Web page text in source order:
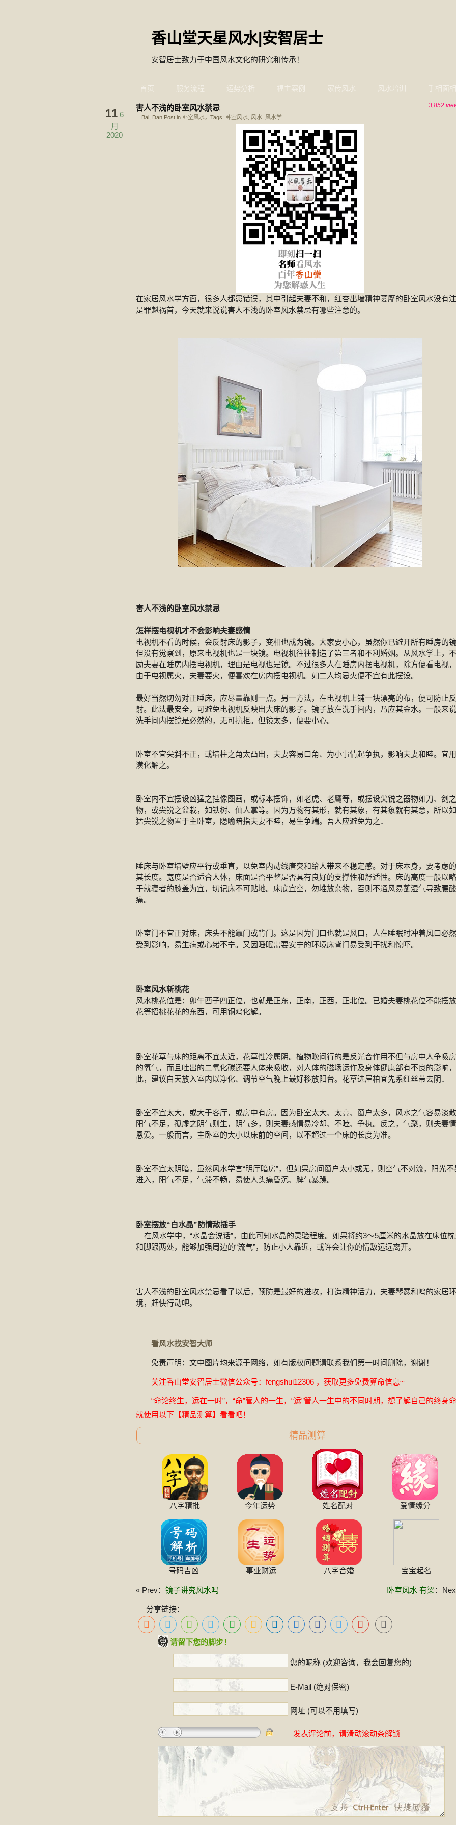
香山堂天星风水|安智居士
安智居士致力于中国风水文化的研究和传承！
首页 服务流程 运势分析 福主案例 家传风水 风水培训 手相面相
害人不浅的卧室风水禁忌
Bai, Dan Post in 卧室风水 ，Tags: 卧室风水 风水 风水学
11 6
月
2020
3,852
在家居风水学方面，很多人都患错误，其中引起夫妻不和，红杏出墙精神萎靡的卧室风水没有
是罪魁祸首，今天就来说说害人不浅的卧室风水禁忌有哪些注意的。
害人不浅的卧室风水禁忌
怎样摆电视机才不会影响夫妻感情
电视机不看的时候，会反射床的影子，变相也成为镜。大家要小心，虽然你已避开所有睡房的镜
但没有觉察到，原来电视机也是一块镜。电视机往往制造了第三者和不利婚姻。从风水学上，
励夫妻在睡房内摆电视机，理由是电视也是镜。不过很多人在睡房内摆电视机，除方便看电视
由于电视属火，夫妻要火，便喜欢在房内摆电视机。如二人均忌火便不宜有此摆设。
最好当然切勿对正睡床，应尽量靠则一点。另一方法，在电视机上铺一块漂亮的布，便可防止反
射。此法最安全，可避免电视机反映出大床的影子。镜子放在洗手间内，乃应其金水。一般来说
洗手间内摆镜是必然的，无可抗拒。但镜太多，便要小心。
卧室不宜尖斜不正，或墙柱之角太凸出，夫妻容易口角、为小事情起争执，影响夫妻和睦。宜
潢化解之。
卧室内不宜摆设凶猛之挂像图画，或标本摆饰，如老虎、老鹰等，或摆设尖锐之器物如刀、剑之
物，或尖锐之盆栽，如铁树、仙人掌等。因为万物有其形，就有其象，有其象就有其意，所以
猛尖锐之物置于主卧室，隐喻暗指夫妻不睦，易生争端。吾人应避免为之．
睡床与卧室墙壁应平行或垂直，以免室内动线唐突和给人带来不稳定感。对于床本身，要考虑
其长度。宽度是否适合人体，床面是否平整是否具有良好的支撑性和舒适性。床的高度一般以
于就寝者的膝盖为宜，切记床不可贴地。床底宜空，勿堆放杂物，否则不通风易蘸湿气导致腰
痛。
卧室门不宜正对床，床头不能靠门或背门。这是因为门口也就是风口，人在睡眠时冲着风口必
受到影响，易生病或心绪不宁。又因睡眠需要安宁的环境床背门易受到干扰和惊吓。
卧室风水斩桃花
风水桃花位是：卯午酉子四正位，也就是正东，正南，正西，正北位。已婚夫妻桃花位不能摆
花等招桃花花的东西，可用铜鸡化解。
卧室花草与床的距离不宜太近，花草性冷属阴。植物晚间行的是反光合作用不但与房中人争吸
的氧气，而且吐出的二氧化碳还要人体来吸收，对人体的磁场运作及身体健康部有不良的影响
此，建议白天放入室内以净化、调节空气晚上最好移放阳台。花草进屋柏宜先系红丝带去阴．
卧室不宜太大，或大于客厅，或房中有房。因为卧室太大、太亮、窗户太多，风水之气容易淡散
阳气不足，孤虚之阴气则生，阴气多，则夫妻感情易冷却、不睦、争执。反之，气聚，则夫妻
恩爱。一般而言，主卧室的大小以床前的空间，以不超过一个床的长度为准。
卧室不宜太阴暗，虽然风水学言“明厅暗房”，但如果房间窗户太小或无，则空气不对流，阳光不
进入，阳气不足，气滞不畅，易使人头痛昏沉、脾气暴躁。
卧室摆放“白水晶”防情敌插手
在风水学中，“水晶会说话”，由此可知水晶的灵验程度。如果将约3～5厘米的水晶放在床位
和脚跟两处，能够加强周边的“流气”，防止小人靠近，或许会让你的情敌远远离开。
害人不浅的卧室风水禁忌看了以后，预防是最好的进攻，打造精神活力，夫妻琴瑟和鸣的家居环
境，赶快行动吧。
看风水找安智大师
免责声明：文中图片均来源于网络，如有版权问题请联系我们第一时间删除，谢谢！
关注香山堂安智居士微信公众号：fengshui12306 ，获取更多免费算命信息~
“命论终生，运在一时”，“命”管人的一生，“运”管人一生中的不同时期，想了解自己的终身
就使用以下【精品测算】看看吧！
精品测算
八字精批 今年运势 姓名配对 爱情缘分
号码吉凶 事业财运 八字合婚 宝宝起名
« Prev： 镜子讲究风水吗 卧室风水 有梁：
分享链接：
请留下您的脚步！
您的昵称 (欢迎咨询，我会回复您的)
E-Mail (绝对保密)
网址 (可以不用填写)
发表评论前，请滑动滚动条解锁